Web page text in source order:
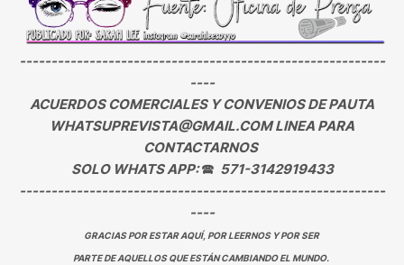
----------------------------------------------------------
----
ACUERDOS COMERCIALES Y CONVENIOS DE PAUTA
WHATSUPREVISTA@GMAIL.COM LINEA PARA
CONTACTARNOS
SOLO WHATS APP:🕿 571-3142919433
----------------------------------------------------------
----
GRACIAS POR ESTAR AQUÍ, POR LEERNOS Y POR SER
PARTE DE AQUELLOS QUE ESTÁN CAMBIANDO EL MUNDO.